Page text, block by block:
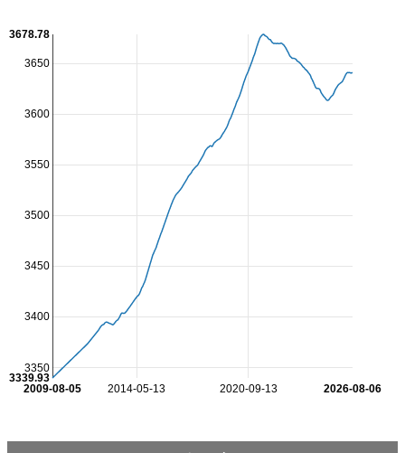
2014-05-13 2020-09-13
2009-08-05 2026-08-06
3350
3400
3450
3500
3550
3600
3650
3339.93
3678.78